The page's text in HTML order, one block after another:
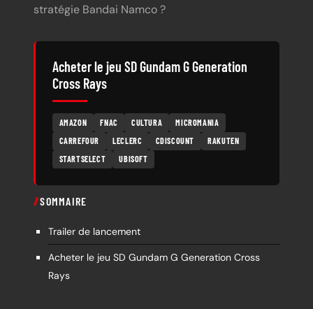
stratégie Bandai Namco ?
Acheter le jeu SD Gundam G Generation
Cross Rays
AMAZON FNAC CULTURA
MICROMANIA
CARREFOUR
LECLERC CDISCOUNT
RAKUTEN
STARTSELECT
UBISOFT
SOMMAIRE
Trailer de lancement
Acheter le jeu SD Gundam G Generation Cross
Rays